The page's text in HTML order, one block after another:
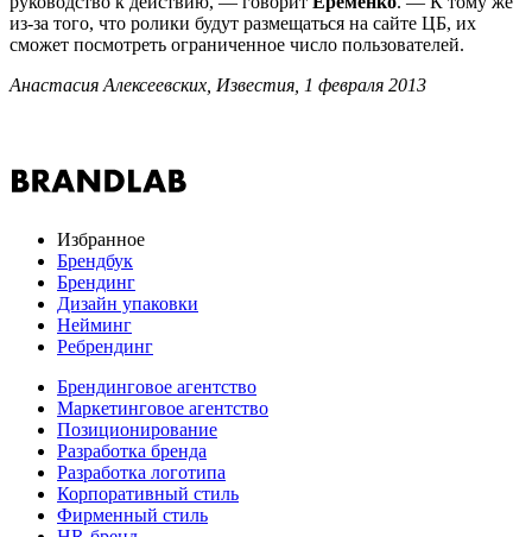
из-за того, что ролики будут размещаться на сайте ЦБ, их
сможет посмотреть ограниченное число пользователей.
Анастасия Алексеевских, Известия, 1 февраля 2013
Избранное
Брендбук
Брендинг
Дизайн упаковки
Нейминг
Ребрендинг
Брендинговое агентство
Маркетинговое агентство
Позиционирование
Разработка бренда
Разработка логотипа
Корпоративный стиль
Фирменный стиль